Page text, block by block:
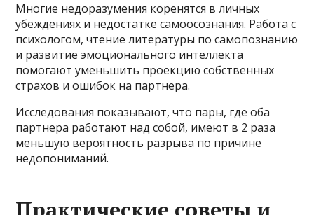
Многие недоразумения коренятся в личных
убеждениях и недостатке самоосознания. Работа с
психологом, чтение литературы по самопознанию
и развитие эмоционального интеллекта
помогают уменьшить проекцию собственных
страхов и ошибок на партнера.
Исследования показывают, что пары, где оба
партнера работают над собой, имеют в 2 раза
меньшую вероятность разрыва по причине
недопониманий.
Практические советы и